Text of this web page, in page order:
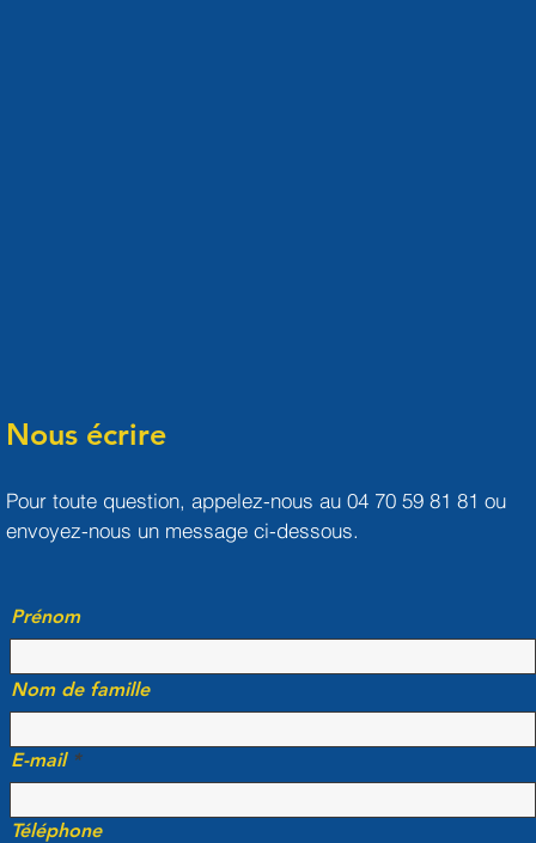
Nous écrire
Pour toute question, appelez-nous au 04 70 59 81 81 ou
envoyez-nous un message ci-dessous.
Prénom
Nom de famille
E-mail
Téléphone